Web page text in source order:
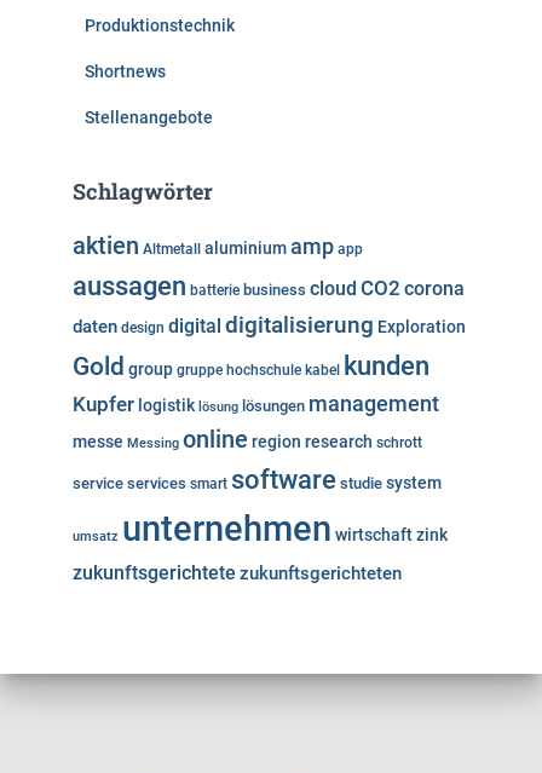
Produktionstechnik
Shortnews
Stellenangebote
Schlagwörter
aktien Altmetall aluminiumamp app
aussagen batterie business cloud CO2 corona
daten design digital digitalisierung Exploration
Gold group gruppe hochschule kabel kunden
Kupfer logistik lösung lösungen management
messe Messing online region research schrott
service services smart software studie system
umsatz unternehmen wirtschaftzink
zukunftsgerichtete zukunftsgerichteten